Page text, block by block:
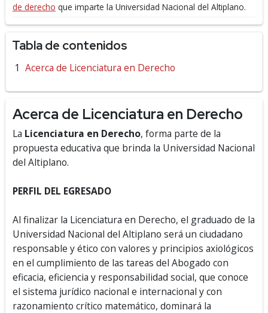
de derecho que imparte la Universidad Nacional del Altiplano.
Tabla de contenidos
Acerca de Licenciatura en Derecho
Acerca de Licenciatura en Derecho
La Licenciatura en Derecho, forma parte de la
propuesta educativa que brinda la Universidad Nacional
del Altiplano.
PERFIL DEL EGRESADO
Al finalizar la Licenciatura en Derecho, el graduado de la
Universidad Nacional del Altiplano será un ciudadano
responsable y ético con valores y principios axiológicos
en el cumplimiento de las tareas del Abogado con
eficacia, eficiencia y responsabilidad social, que conoce
el sistema jurídico nacional e internacional y con
razonamiento crítico matemático, dominará la